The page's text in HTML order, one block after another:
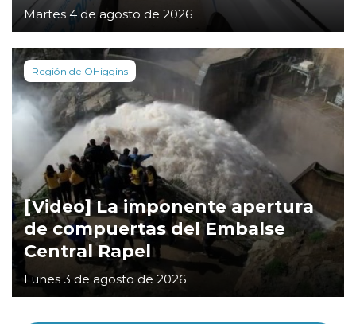
Martes 4 de agosto de 2026
Región de OHiggins
[Video] La imponente apertura
de compuertas del Embalse
Central Rapel
Lunes 3 de agosto de 2026